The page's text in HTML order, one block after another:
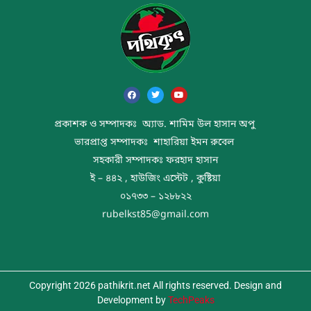
প্রকাশক ও সম্পাদকঃ অ্যাড. শামিম উল হাসান অপু
ভারপ্রাপ্ত সম্পাদকঃ শাহারিয়া ইমন রুবেল
সহকারী সম্পাদকঃ ফরহাদ হাসান
ই – ৪৪২ , হাউজিং এস্টেট , কুষ্টিয়া
০১৭৩৩ – ১২৮৮২২
rubelkst85@gmail.com
Copyright 2026 pathikrit.net All rights reserved. Design and
Development byTechPeaks